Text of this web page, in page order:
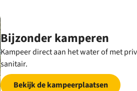
Bijzonder kamperen
Kampeer direct aan het water of met
sanitair.
Bekijk de kampeerplaatsen